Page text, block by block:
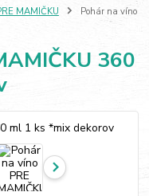
MAMIČKU
Pohár na víno
360